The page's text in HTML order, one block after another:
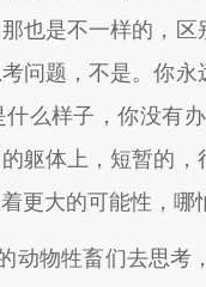
也是不一样的，
问题，不是。你
么样子，你没有
躯体上，短暂的
更大的可能性，
动物牲畜们去思